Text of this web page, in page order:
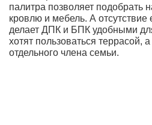
палитра позволяет подобрать
кровлю и мебель. А отсутствие
делает ДПК и БПК удобными
хотят пользоваться террасой,
отдельного члена семьи.